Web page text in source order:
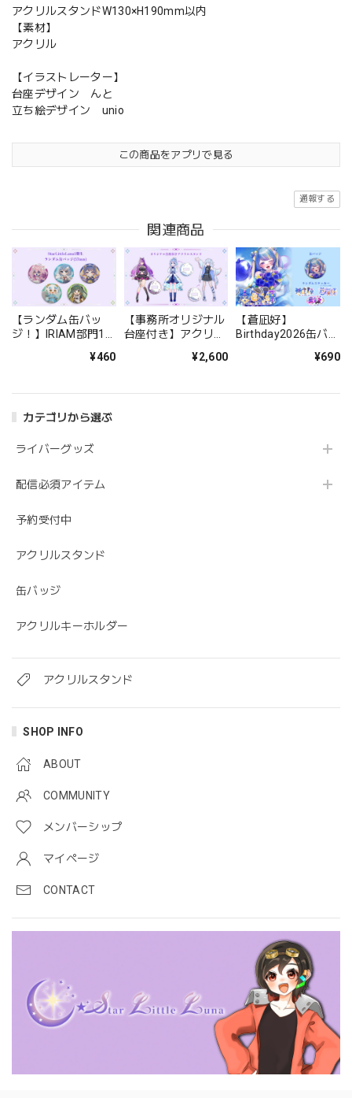
カテゴリから選ぶ
ライバーグッズ
配信必須アイテム
予約受付中
アクリルスタンド
缶バッジ
アクリルキーホルダー
アクリルスタンド
SHOP INFO
ABOUT
COMMUNITY
メンバーシップ
マイページ
CONTACT
アクリルスタンドW130×H190mm以内
【素材】
アクリル
【イラストレーター】
台座デザイン んと
立ち絵デザイン unio
この商品をアプリで見る
通報する
関連商品
【ランダム缶バッ
ジ！】IRIAM部門1
¥460
【事務所オリジナル
台座付き】アクリル
¥2,600
【蒼凪好】
Birthday2026缶バッ
¥690